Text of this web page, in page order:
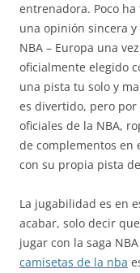
entrenadora. Poco
una opinión sincera
NBA – Europa una
oficialmente elegido
una pista tu solo y
es divertido, pero
oficiales de la NBA,
de complementos en
con su propia pista
La jugabilidad es en
acabar, solo decir
jugar con la saga
camisetas de la nba